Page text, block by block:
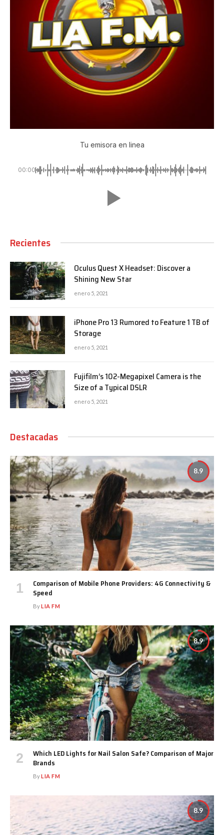
Tu emisora en linea
00:00
Recientes
Oculus Quest X Headset: Discover a
Shining New Star
enero 5, 2021
iPhone Pro 13 Rumored to Feature 1 TB of
Storage
enero 5, 2021
Fujifilm’s 102-Megapixel Camera is the
Size of a Typical DSLR
enero 5, 2021
Destacadas
8.9
Comparison of Mobile Phone Providers: 4G Connectivity &
Speed
ByLIA FM
8.9
Which LED Lights for Nail Salon Safe? Comparison of Major
Brands
ByLIA FM
8.9